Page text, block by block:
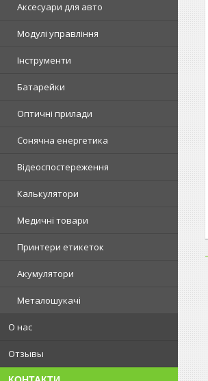
Аксесуари для авто
Модулі управління
Інструменти
Батарейки
Оптичні прилади
Сонячна енергетика
Відеоспостереження
Калькулятори
Медичні товари
Принтери етикеток
Акумулятори
Металошукачі
О нас
Отзывы